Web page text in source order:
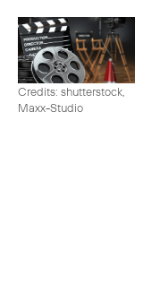
Credits: shutterstock,
Maxx-Studio